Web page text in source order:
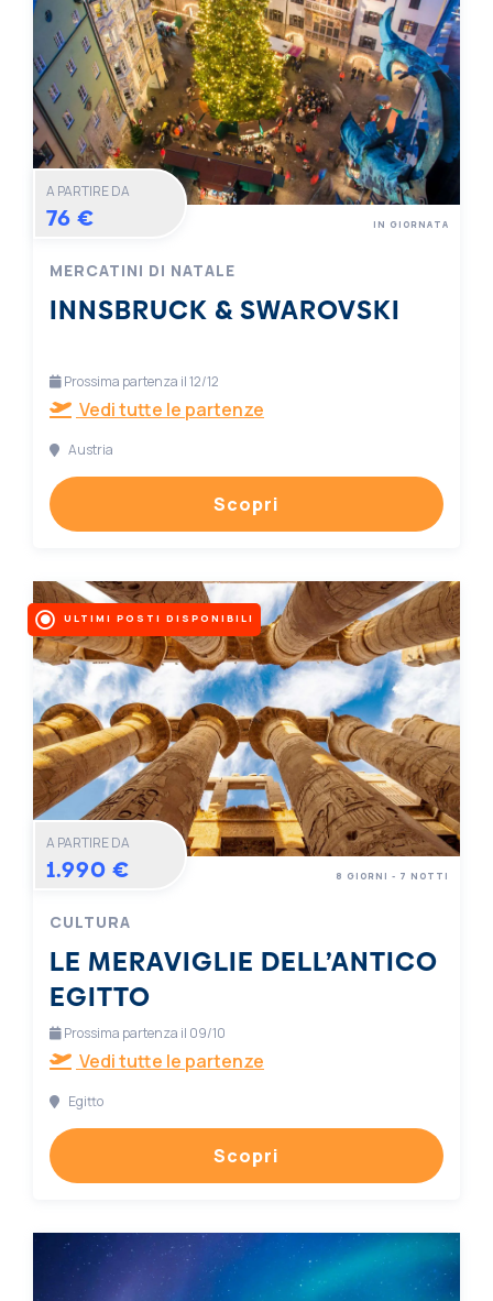
A PARTIRE DA
76 €
MERCATINI DI NATALE
INNSBRUCK & SWAROVSKI
IN GIORNATA
Prossima partenza il 12/12
Vedi tutte le partenze
Austria
Scopri
ULTIMI POSTI DISPONIBILI
A PARTIRE DA
1.990 €
CULTURA
LE MERAVIGLIE DELL’ANTICO
EGITTO
8 GIORNI - 7 NOTTI
Prossima partenza il 09/10
Vedi tutte le partenze
Egitto
Scopri